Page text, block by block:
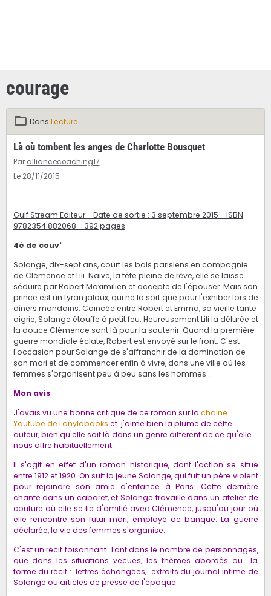
courage
Dans Lecture
Là où tombent les anges de Charlotte Bousquet
Par alliancecoaching17
Le 28/11/2015
Gulf Stream Editeur - Date de sortie : 3 septembre 2015 - ISBN
9782354 882068 - 392 pages
4è de couv'
Solange, dix-sept ans, court les bals parisiens en compagnie
de Clémence et Lili. Naïve, la tête pleine de rêve, elle se laisse
séduire par Robert Maximilien et accepte de l'épouser. Mais son
prince est un tyran jaloux, qui ne la sort que pour l'exhiber lors de
dîners mondains. Coincée entre Robert et Emma, sa vieille tante
aigrie, Solange étouffe à petit feu. Heureusement Lili la délurée et
la douce Clémence sont là pour la soutenir. Quand la première
guerre mondiale éclate, Robert est envoyé sur le front. C'est
l'occasion pour Solange de s'affranchir de la domination de
son mari et de commencer enfin à vivre, dans une ville où les
femmes s'organisent peu à peu sans les hommes...
Mon avis
J'avais vu une bonne critique de ce roman sur la chaîne
Youtube de Lanylabooks et j'aime bien la plume de cette
auteur, bien qu'elle soit là dans un genre différent de ce qu'elle
nous offre habituellement.
Il s'agit en effet d'un roman historique, dont l'action se situe
entre 1912 et 1920. On suit la jeune Solange, qui fuit un père violent
pour rejoindre son amie d'enfance à Paris. Cette dernière
chante dans un cabaret, et Solange travaille dans un atelier de
couture où elle se lie d'amitié avec Clémence, jusqu'au jour où
elle rencontre son futur mari, employé de banque. La guerre
déclarée, la vie des femmes s'organise.
C'est un récit foisonnant. Tant dans le nombre de personnages,
que dans les situations vécues, les thèmes abordés ou la
forme du récit : lettres échangées, extraits du journal intime de
Solange ou articles de presse de l'époque.